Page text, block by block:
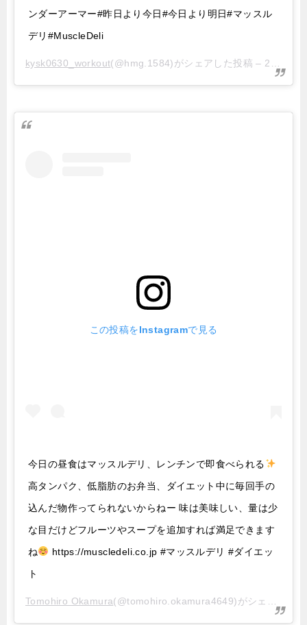
ンダーアーマー#昨日より今日#今日より明日#マッスル
デリ#MuscleDeli
kysk0630_workout(@hmg.1584)がシェアした投稿 – 2020年 5月月12日午前8時08分PDT
この投稿をInstagramで見る
今日の昼食はマッスルデリ、レンチンで即食べられる
高タンパク、低脂肪のお弁当、ダイエット中に毎回手の
込んだ物作ってられないからねー 味は美味しい、量は少
な目だけどフルーツやスープを追加すれば満足できます
ね
https://muscledeli.co.jp #マッスルデリ #ダイエッ
ト
Tomohiro Okamura(@tomohiro.okamura4649)がシェアした投稿 –